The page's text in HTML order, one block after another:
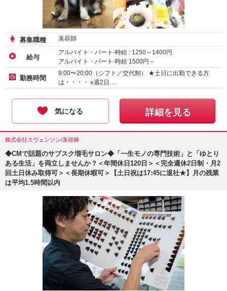
募集職種 美容師
給与
アルバイト・パート-時給 : 1250～ 1400円
アルバイト・パート-時給 1500円～
勤務時間
9:00〜20:00（シフト／交代制） ★土日に出勤できる方
は・・・・ ※週2日…
気になる 詳細を見る
株式会社スヴェンソン/美容師
◆CMで話題のサブスク増毛サロン◆「一生モノの専門技術」と「ゆとり
ある生活」を両立しませんか？＜年間休日120日＞＜完全週休2日制・月2
回土日休み取得可＞＜長期休暇可＞【土日祝は17:45に退社★】月の残業
は平均1.5時間以内